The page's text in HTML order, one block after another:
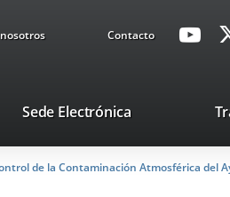
Contacto
Sede ElectrónicaEnlace
una
aplicación
de la Contaminación Atmosférica del